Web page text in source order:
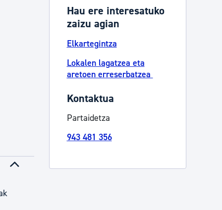
Izapideen katalogoa
Hau ere interesatuko
zaizu agian
Elkartegintza
Lokalen lagatzea eta
aretoen erreserbatzea
Kontaktua
Partaidetza
943 481 356